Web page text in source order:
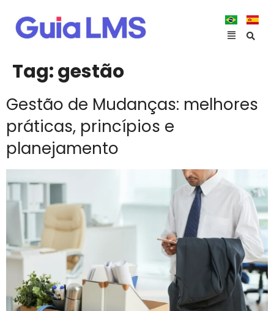
Tag:gestão
Gestão de Mudanças: melhores
práticas, princípios e
planejamento